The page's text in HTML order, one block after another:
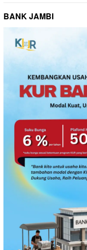
BANK JAMBI